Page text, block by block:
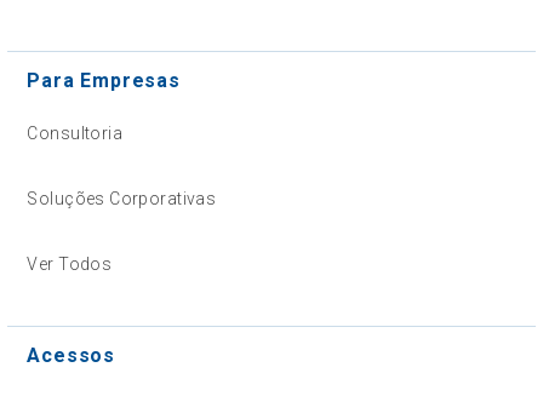
Para Empresas
Consultoria
Soluções Corporativas
Ver Todos
Acessos